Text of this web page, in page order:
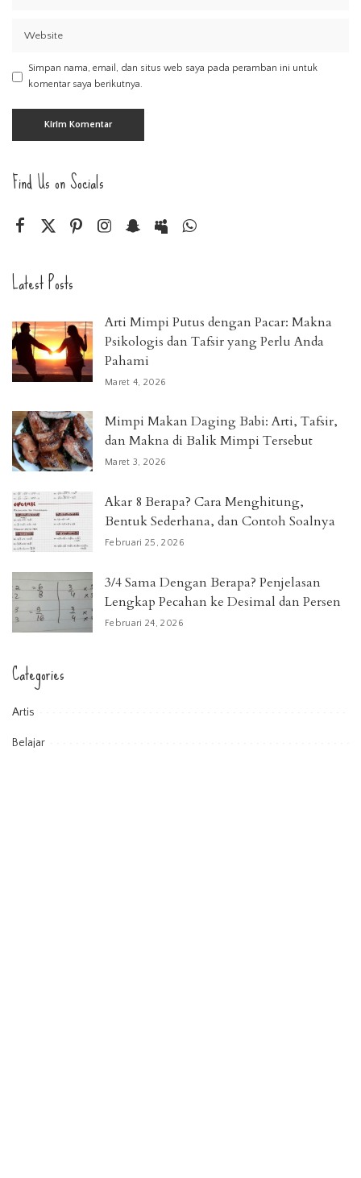
Simpan nama, email, dan situs web saya pada peramban ini untuk
komentar saya berikutnya.
Find Us on Socials
Latest Posts
Arti Mimpi Putus dengan Pacar: Makna
Psikologis dan Tafsir yang Perlu Anda
Pahami
Maret 4, 2026
Mimpi Makan Daging Babi: Arti, Tafsir,
dan Makna di Balik Mimpi Tersebut
Maret 3, 2026
Akar 8 Berapa? Cara Menghitung,
Bentuk Sederhana, dan Contoh Soalnya
Februari 25, 2026
3/4 Sama Dengan Berapa? Penjelasan
Lengkap Pecahan ke Desimal dan Persen
Februari 24, 2026
Categories
Artis
Belajar